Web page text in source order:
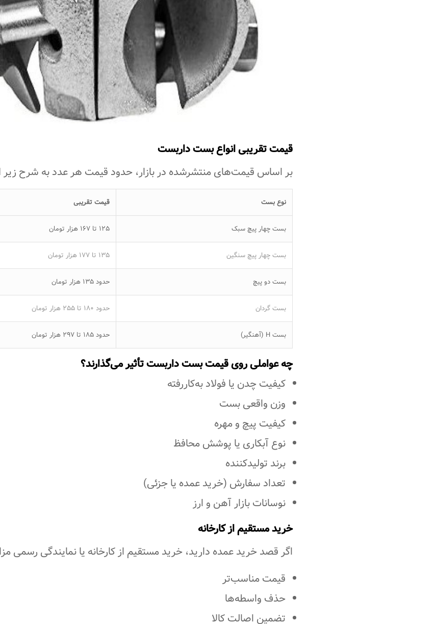
قیمت تقریبی انواع بست داربست
بر اساس قیمت‌های منتشرشده در بازار، حدود قیمت هر عدد به شرح
نوع بست قیمت تقریبی
بست چهار پیچ سبک 125 تا 167 هزار تومان
بست چهار پیچ سنگین 135 تا 177 هزار تومان
بست دو پیچ حدود 135 هزار تومان
بست گردان حدود 180 تا 255 هزار تومان
بست H (آهنگیر) حدود 185 تا 297 هزار تومان
چه عواملی روی قیمت بست داربست تأثیر می‌گذارند؟
کیفیت چدن یا فولاد به‌کاررفته
وزن واقعی بست
کیفیت پیچ و مهره
نوع آبکاری یا پوشش محافظ
برند تولیدکننده
تعداد سفارش (خرید عمده یا جزئی)
نوسانات بازار آهن و ارز
خرید مستقیم از کارخانه
اگر قصد خرید عمده دارید، خرید مستقیم از کارخانه یا نمایندگی رسمی
قیمت مناسب‌تر
حذف واسطه‌ها
تضمین اصالت کالا